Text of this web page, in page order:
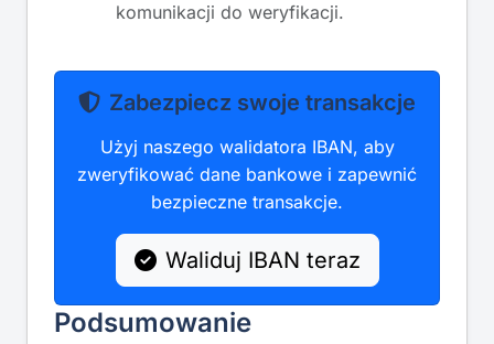
komunikacji do weryfikacji.
Zabezpiecz swoje transakcje
Użyj naszego walidatora IBAN, aby
zweryfikować dane bankowe i zapewnić
bezpieczne transakcje.
Waliduj IBAN teraz
Podsumowanie